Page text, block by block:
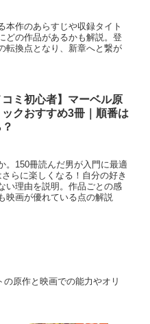
本作のあらすじや収録タイト
どの作品があるかも解説。登
転換点となり、新章へと繋が
コミ初心者】マーベル原
クおすすめ3冊｜順番は
。150冊読んだ男が入門に最適
らに楽しくなる！自分の好き
い理由を説明。作品ごとの感
映画が優れている点の解説
の原作と映画での能力やオリ